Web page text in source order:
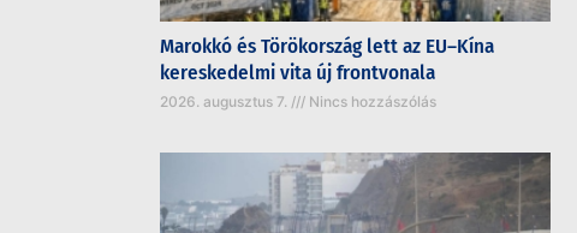
Marokkó és Törökország lett az EU–Kína
kereskedelmi vita új frontvonala
2026. augusztus 7. Nincs hozzászólás